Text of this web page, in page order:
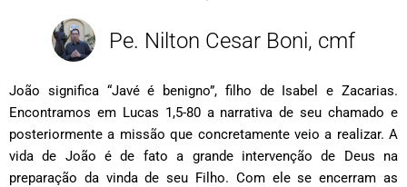
Pe. Nilton Cesar Boni, cmf
João significa “Javé é benigno”, filho de Isabel e Zacarias.
Encontramos em Lucas 1,5-80 a narrativa de seu chamado e
posteriormente a missão que concretamente veio a realizar. A
vida de João é de fato a grande intervenção de Deus na
preparação da vinda de seu Filho. Com ele se encerram as